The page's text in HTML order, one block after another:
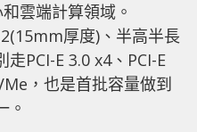
雲端計算領域。
厚度)、半高半長
PCI-E 3.0 x4、PCI-E
，也是首批容量做到
。